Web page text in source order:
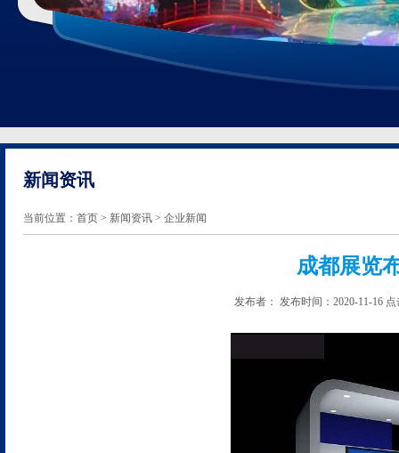
新闻资讯
当前位置： 首页 > 新闻资讯 > 企业新闻
成都展览
发布者： 发布时间：2020-11-16